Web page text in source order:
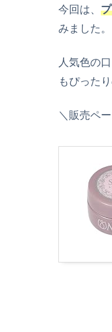
今回は、
みました。
人気色の
もぴった
＼販売ペ